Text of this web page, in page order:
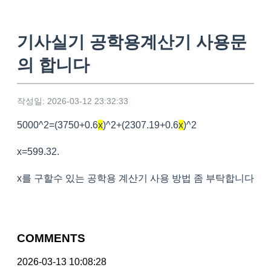
기사실기 공학용계산기 사용문
의 합니다
작성일: 2026-03-12 23:32:33
5000^2=(3750+0.6x)^2+(2307.19+0.6x)^2
x=599.32.
x를 구할수 있는 공학용 계산기 사용 방법 좀 부탁합니다
COMMENTS
2026-03-13 10:08:28